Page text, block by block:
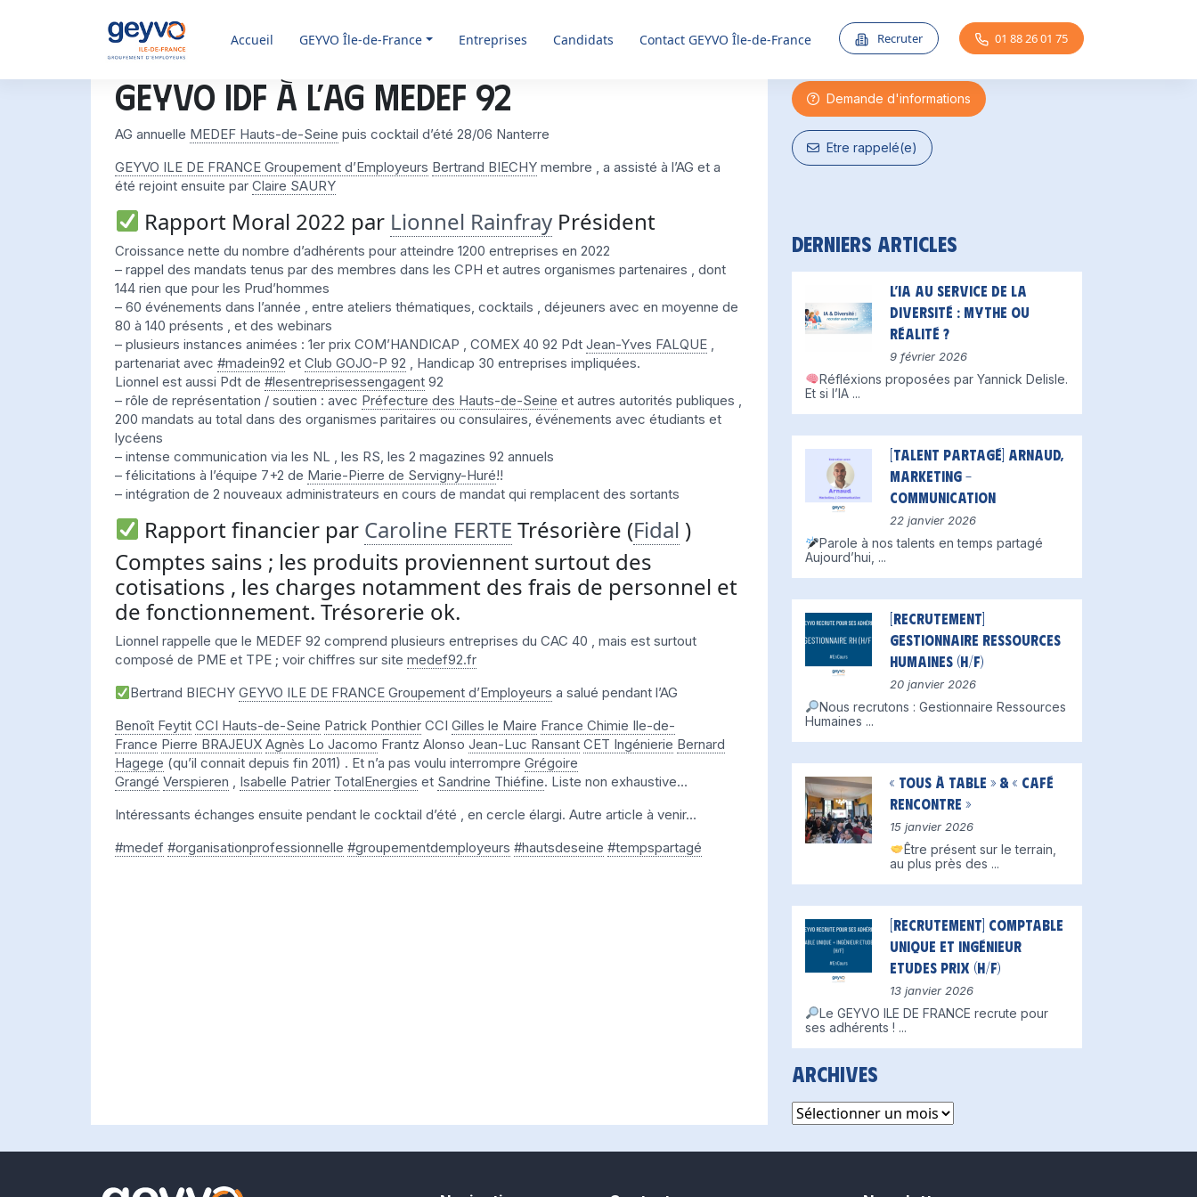
Accueil GEYVOÎle-de-France Entreprises Candidats Contact GEYVO Île-de-France Recruter 01 88 26 01 75
GEYVO IDF à l’AG MEDEF 92
AG annuelle MEDEF Hauts-de-Seine puis cocktail d’été 28/06 Nanterre
GEYVO ILE DE FRANCE Groupement d’Employeurs Bertrand BIECHY membre , a assisté à l’AG et a
été rejoint ensuite par Claire SAURY
Rapport Moral 2022 par Lionnel Rainfray Président
Croissance nette du nombre d’adhérents pour atteindre 1200 entreprises en 2022
– rappel des mandats tenus par des membres dans les CPH et autres organismes partenaires , dont
144 rien que pour les Prud’hommes
– 60 événements dans l’année , entre ateliers thématiques, cocktails , déjeuners avec en moyenne de
80 à 140 présents , et des webinars
– plusieurs instances animées : 1er prix COM’HANDICAP , COMEX 40 92 Pdt Jean-Yves FALQUE ,
partenariat avec #madein92 et Club GOJO-P 92 , Handicap 30 entreprises impliquées.
Lionnel est aussi Pdt de #lesentreprisessengagent 92
– rôle de représentation / soutien : avec Préfecture des Hauts-de-Seine et autres autorités publiques ,
200 mandats au total dans des organismes paritaires ou consulaires, événements avec étudiants et
lycéens
– intense communication via les NL , les RS, les 2 magazines 92 annuels
– félicitations à l’équipe 7+2 de Marie-Pierre de Servigny-Huré!!
– intégration de 2 nouveaux administrateurs en cours de mandat qui remplacent des sortants
Rapport financier par Caroline FERTE Trésorière (Fidal )
Comptes sains ; les produits proviennent surtout des
cotisations , les charges notamment des frais de personnel et
de fonctionnement. Trésorerie ok.
Lionnel rappelle que le MEDEF 92 comprend plusieurs entreprises du CAC 40 , mais est surtout
composé de PME et TPE ; voir chiffres sur site medef92.fr
Bertrand BIECHYGEYVO ILE DE FRANCE Groupement d’Employeurs a salué pendant l’AG
Benoît Feytit CCI Hauts-de-Seine Patrick Ponthier CCI Gilles le Maire France Chimie Ile-de-
France Pierre BRAJEUX Agnès Lo Jacomo Frantz Alonso Jean-Luc Ransant CET Ingénierie Bernard
Hagege (qu’il connait depuis fin 2011) . Et n’a pas voulu interrompre Grégoire
Grangé Verspieren , Isabelle Patrier TotalEnergies et Sandrine Thiéfine. Liste non exhaustive…
Intéressants échanges ensuite pendant le cocktail d’été , en cercle élargi. Autre article à venir…
#medef #organisationprofessionnelle #groupementdemployeurs #hautsdeseine #tempspartagé
Une question ?
Demande d'informations
Etre rappelé(e)
Derniers articles
L’IA au service de la
diversité : mythe ou
réalité ?
9 février 2026
Réfléxions proposées par Yannick Delisle.
Et si l’IA ...
[Talent partagé] Arnaud,
Marketing –
Communication
22 janvier 2026
Parole à nos talents en temps partagé
Aujourd’hui, ...
[Recrutement]
Gestionnaire Ressources
Humaines (H/F)
20 janvier 2026
Nous recrutons : Gestionnaire Ressources
Humaines ...
« Tous à table » & « Café
Rencontre »
15 janvier 2026
Être présent sur le terrain,
au plus près des ...
[Recrutement] Comptable
unique et Ingénieur
Etudes Prix (H/F)
13 janvier 2026
Le GEYVO ILE DE FRANCE recrute pour
ses adhérents ! ...
Archives
Archives